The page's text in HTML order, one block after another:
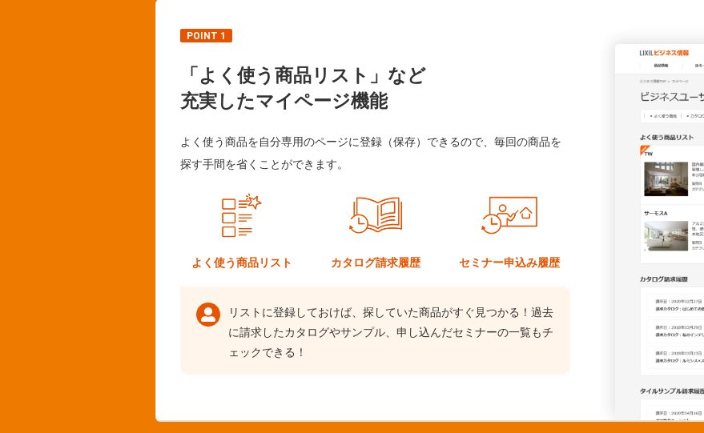
POINT 1
「よく使う商品リスト」など
充実したマイページ機能
よく使う商品を自分専用のページに登録（保存）できるので、毎回の商品を
探す手間を省くことができます。
よく使う商品リスト カタログ請求履歴 セミナー申込み履歴
リストに登録しておけば、探していた商品がすぐ見つかる！過去
に請求したカタログやサンプル、申し込んだセミナーの一覧もチ
ェックできる！